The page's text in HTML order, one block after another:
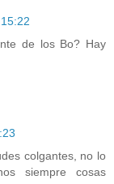
de los Bo? Hay
colgantes, no lo
siempre cosas